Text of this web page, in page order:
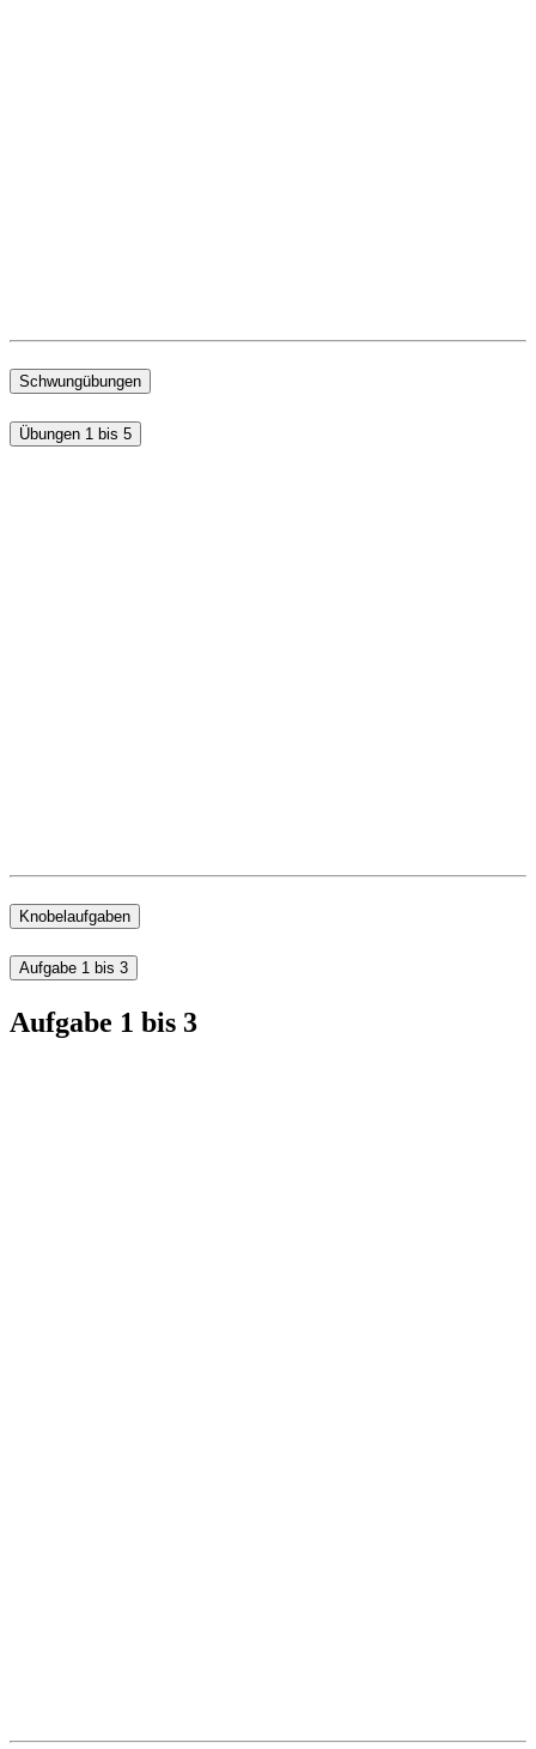
Schwungübungen
Übungen 1 bis 5
Knobelaufgaben
Aufgabe 1 bis 3
Aufgabe 1 bis 3